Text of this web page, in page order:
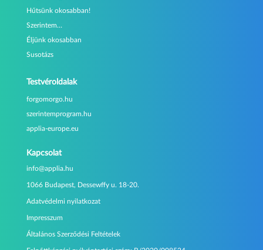
Hűtsünk okosabban!
Szerintem…
Éljünk okosabban
Susotázs
Testvéroldalak
forgomorgo.hu
szerintemprogram.hu
applia-europe.eu
Kapcsolat
info@applia.hu
1066 Budapest, Dessewffy u. 18-20.
Adatvédelmi nyilatkozat
Impresszum
Általános Szerződési Feltételek